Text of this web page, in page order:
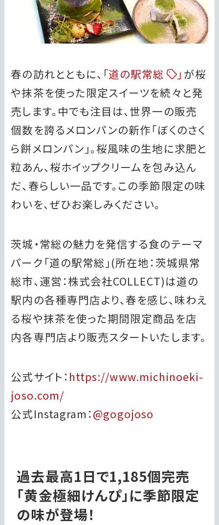
春の訪れとともに、「道の駅常総 」 が桜
や抹茶を使った限定スイーツを続々と発
売します。中でも注目は、世界一の販売
個数を誇るメロンパンの新作「ぼくのさく
ら餅メロンパン」。桜風味の生地に求肥と
粒あん、桜ホイップクリームを包み込ん
だ、春らしい一品です。この季節限定の味
わいを、ぜひお楽しみください。
茨城・常総の魅力を発信する食のテーマ
パーク「道の駅常総」(所在地：茨城県常
総市、運営：株式会社COLLECT)は道の
駅内の各種専門店より、春を感じ、味わえ
る桜や抹茶を使った期間限定商品を店
内各専門店より販売スタートいたします。
公式サイト：https://www.michinoeki-
joso.com/
公式Instagram：@gogojoso
過去最高1日で1,185個完売
「黄金極細けんぴ」に季節限定
の味が登場！